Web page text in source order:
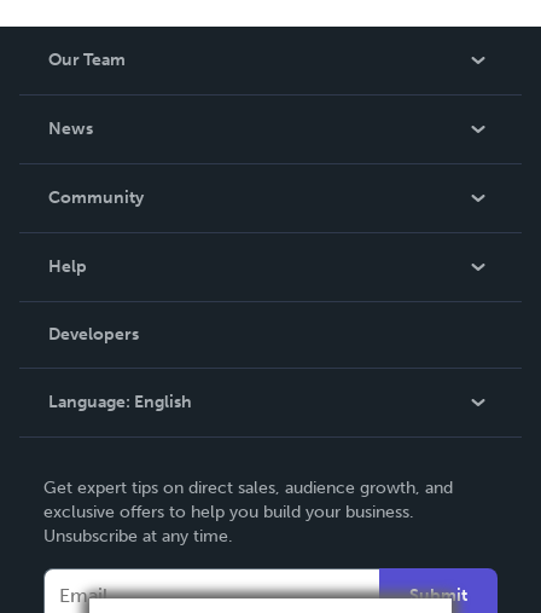
Our Team
News
In The News
Community
Podcast
Help
Order Lookup
Knowledge Base
Contact Support
Developers
Language: English
Deutsch
Français
Italiano
Get expert tips on direct sales, audience growth, and
exclusive offers to help you build your business.
Unsubscribe at any time.
Submit